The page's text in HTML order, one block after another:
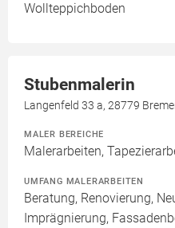
Wollteppichboden
Stubenmalerin
Langenfeld 33 a, 28779
MALER BEREICHE
Malerarbeiten,
UMFANG MALERARBEITEN
Beratung, Renovierung,
Imprägnierung,